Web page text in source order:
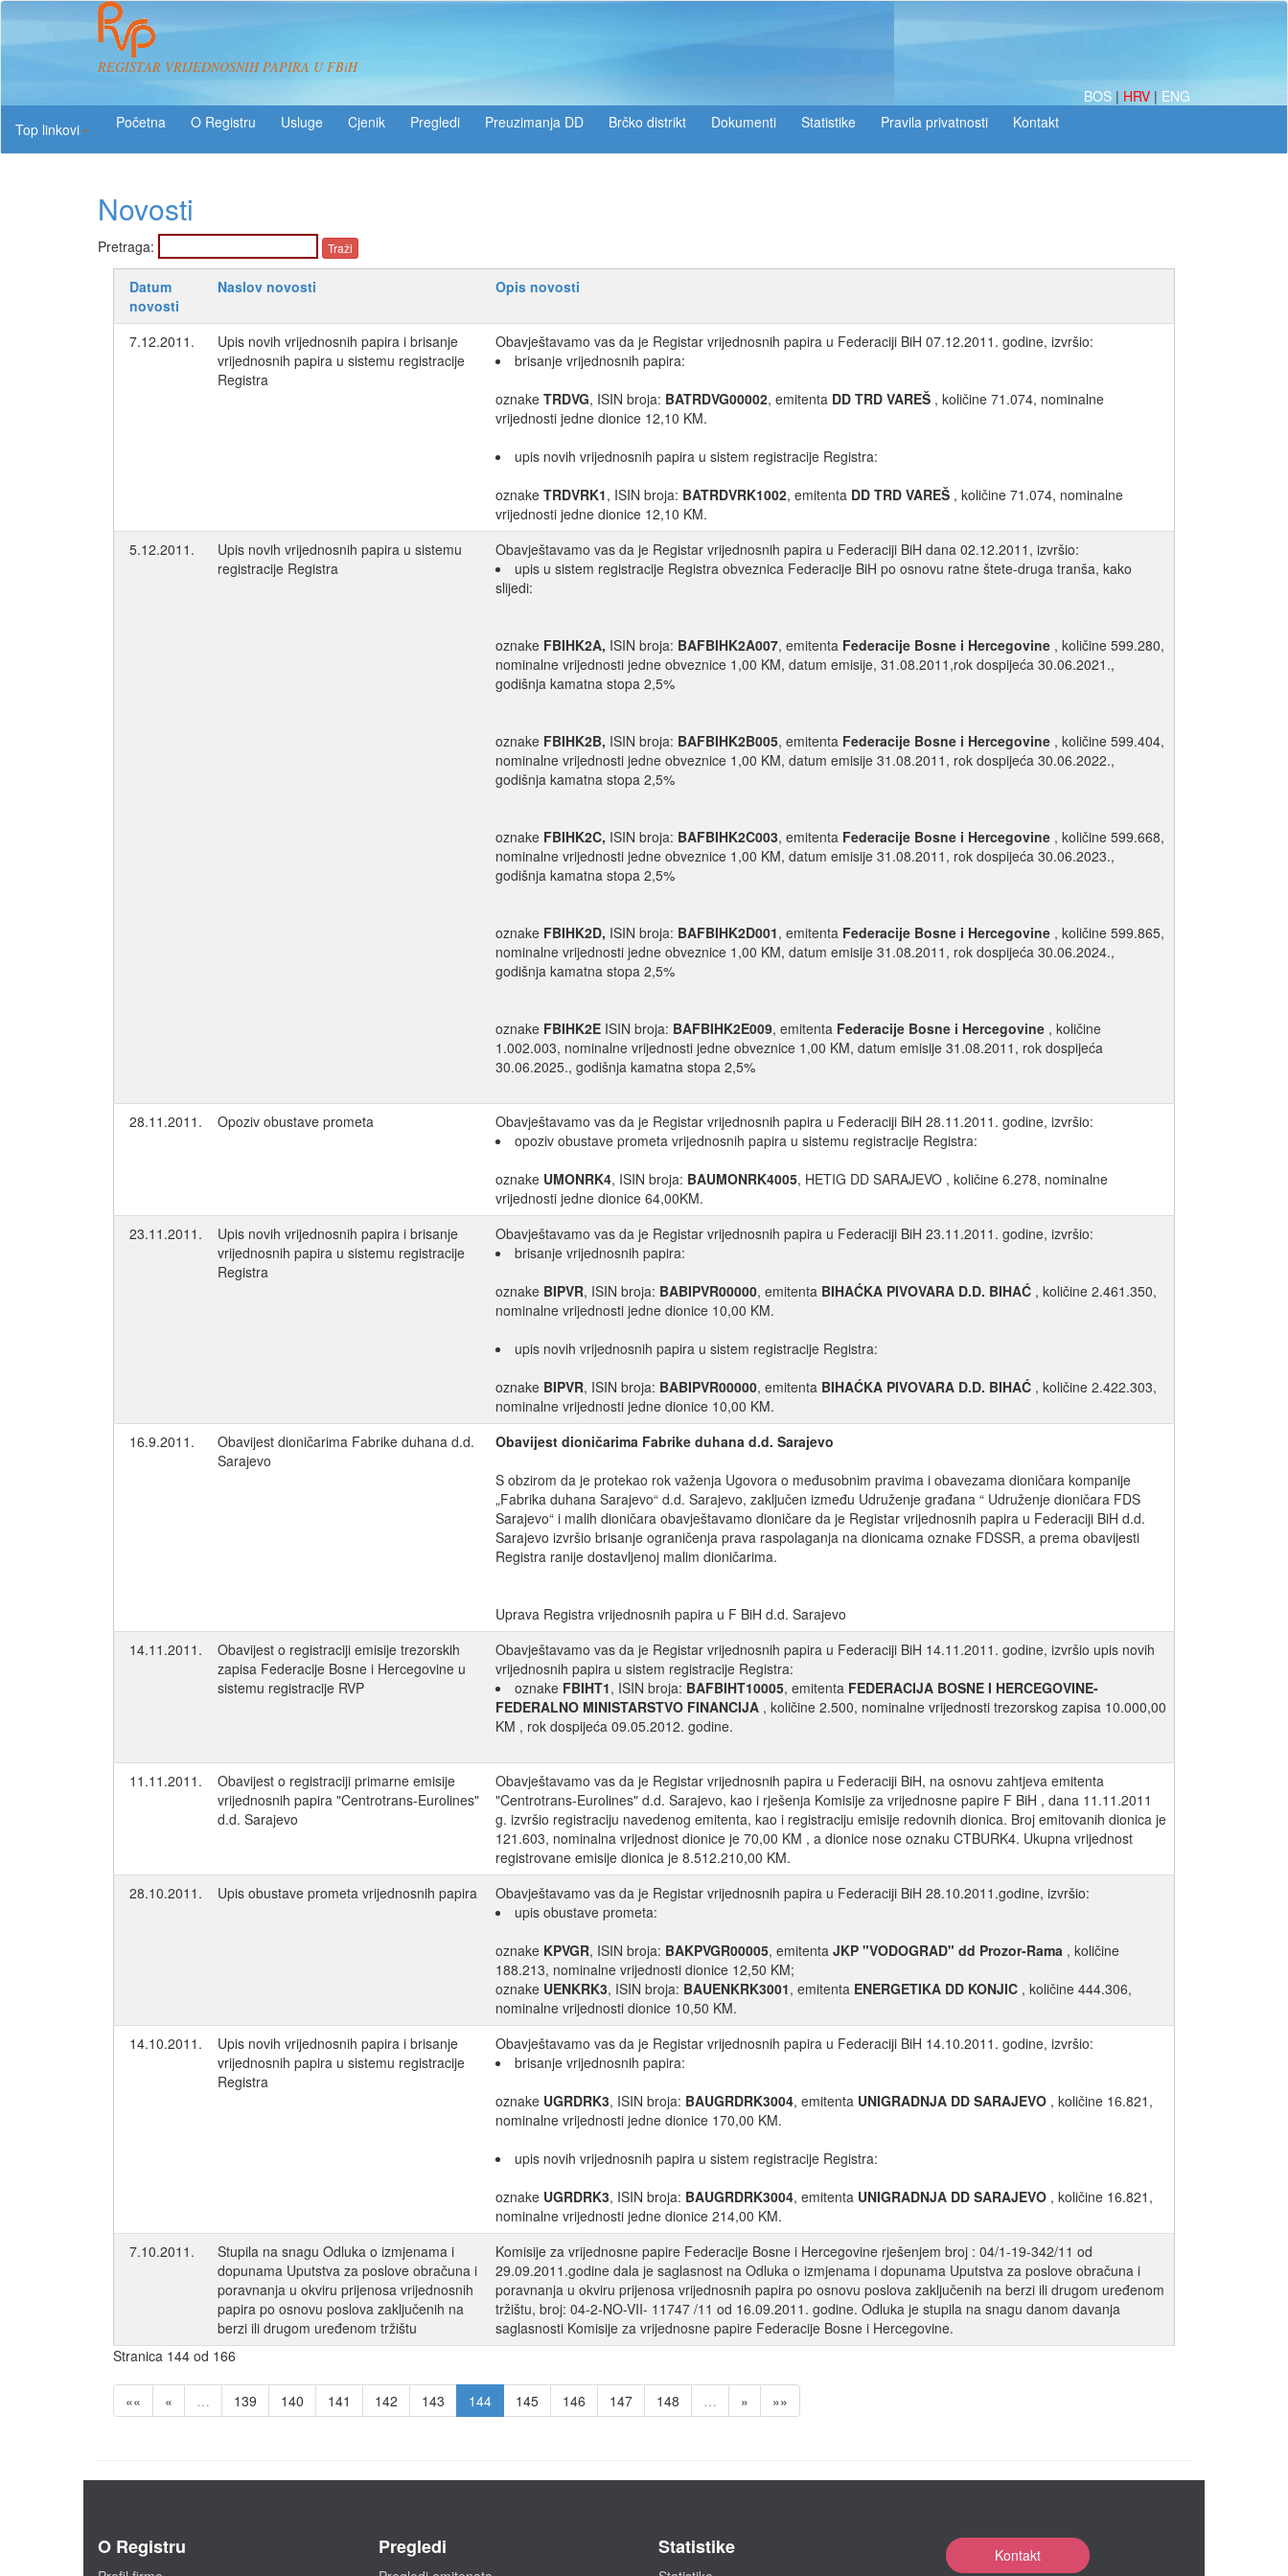
REGISTAR VRIJEDNOSNIH PAPIRA U FBiH
BOS | HRV | ENG
Top linkovi
O Registru Usluge Pregledi Preuzimanja DD Brčko distrikt Dokumenti Statistike
Novosti
Pretraga:
Datum
novosti
Naslov novosti Opis novosti
7.12.2011.
Upis novih vrijednosnih papira i brisanje
vrijednosnih papira u sistemu registracije
Registra
Obavještavamo vas da je Registar vrijednosnih papira u Federaciji BiH 07.12.2011. godine, izvršio:
brisanje vrijednosnih papira:
oznake TRDVG, ISIN broja: BATRDVG00002, emitenta DD TRD VAREŠ , količine 71.074, nominalne
vrijednosti jedne dionice 12,10 KM.
upis novih vrijednosnih papira u sistem registracije Registra:
oznake TRDVRK1, ISIN broja: BATRDVRK1002, emitenta DD TRD VAREŠ , količine 71.074, nominalne
vrijednosti jedne dionice 12,10 KM.
5.12.2011.
Upis novih vrijednosnih papira u sistemu
registracije Registra
Obavještavamo vas da je Registar vrijednosnih papira u Federaciji BiH dana 02.12.2011, izvršio:
upis u sistem registracije Registra obveznica Federacije BiH po osnovu ratne štete-druga tranša, kako
slijedi:
oznake FBIHK2A, ISIN broja: BAFBIHK2A007, emitenta Federacije Bosne i Hercegovine , količine 599.280,
nominalne vrijednosti jedne obveznice 1,00 KM, datum emisije, 31.08.2011,rok dospijeća 30.06.2021.,
godišnja kamatna stopa 2,5%
oznake FBIHK2B, ISIN broja: BAFBIHK2B005, emitenta Federacije Bosne i Hercegovine , količine 599.404,
nominalne vrijednosti jedne obveznice 1,00 KM, datum emisije 31.08.2011, rok dospijeća 30.06.2022.,
godišnja kamatna stopa 2,5%
oznake FBIHK2C, ISIN broja: BAFBIHK2C003, emitenta Federacije Bosne i Hercegovine , količine 599.668,
nominalne vrijednosti jedne obveznice 1,00 KM, datum emisije 31.08.2011, rok dospijeća 30.06.2023.,
godišnja kamatna stopa 2,5%
oznake FBIHK2D, ISIN broja: BAFBIHK2D001, emitenta Federacije Bosne i Hercegovine , količine 599.865,
nominalne vrijednosti jedne obveznice 1,00 KM, datum emisije 31.08.2011, rok dospijeća 30.06.2024.,
godišnja kamatna stopa 2,5%
oznake FBIHK2E ISIN broja: BAFBIHK2E009, emitenta Federacije Bosne i Hercegovine , količine
1.002.003, nominalne vrijednosti jedne obveznice 1,00 KM, datum emisije 31.08.2011, rok dospijeća
30.06.2025., godišnja kamatna stopa 2,5%
28.11.2011. Opoziv obustave prometa
Obavještavamo vas da je Registar vrijednosnih papira u Federaciji BiH 28.11.2011. godine, izvršio:
opoziv obustave prometa vrijednosnih papira u sistemu registracije Registra:
oznake UMONRK4, ISIN broja: BAUMONRK4005, HETIG DD SARAJEVO , količine 6.278, nominalne
vrijednosti jedne dionice 64,00KM.
23.11.2011.
Upis novih vrijednosnih papira i brisanje
vrijednosnih papira u sistemu registracije
Registra
Obavještavamo vas da je Registar vrijednosnih papira u Federaciji BiH 23.11.2011. godine, izvršio:
brisanje vrijednosnih papira:
oznake BIPVR, ISIN broja: BABIPVR00000, emitenta BIHAĆKA PIVOVARA D.D. BIHAĆ , količine 2.461.350,
nominalne vrijednosti jedne dionice 10,00 KM.
upis novih vrijednosnih papira u sistem registracije Registra:
oznake BIPVR, ISIN broja: BABIPVR00000, emitenta BIHAĆKA PIVOVARA D.D. BIHAĆ , količine 2.422.303,
nominalne vrijednosti jedne dionice 10,00 KM.
16.9.2011.
Obavijest dioničarima Fabrike duhana d.d.
Sarajevo
Obavijest dioničarima Fabrike duhana d.d. Sarajevo
S obzirom da je protekao rok važenja Ugovora o međusobnim pravima i obavezama dioničara kompanije
„Fabrika duhana Sarajevo“ d.d. Sarajevo, zaključen između Udruženje građana “ Udruženje dioničara FDS
Sarajevo“ i malih dioničara obavještavamo dioničare da je Registar vrijednosnih papira u Federaciji BiH d.d.
Sarajevo izvršio brisanje ograničenja prava raspolaganja na dionicama oznake FDSSR, a prema obavijesti
Registra ranije dostavljenoj malim dioničarima.
Uprava Registra vrijednosnih papira u F BiH d.d. Sarajevo
14.11.2011.
Obavijest o registraciji emisije trezorskih
zapisa Federacije Bosne i Hercegovine u
sistemu registracije RVP
Obavještavamo vas da je Registar vrijednosnih papira u Federaciji BiH 14.11.2011. godine, izvršio upis novih
vrijednosnih papira u sistem registracije Registra:
oznake FBIHT1, ISIN broja: BAFBIHT10005, emitenta FEDERACIJA BOSNE I HERCEGOVINE-
FEDERALNO MINISTARSTVO FINANCIJA , količine 2.500, nominalne vrijednosti trezorskog zapisa 10.000,00
KM , rok dospijeća 09.05.2012. godine.
11.11.2011.
Obavijest o registraciji primarne emisije
vrijednosnih papira "Centrotrans-Eurolines"
d.d. Sarajevo
Obavještavamo vas da je Registar vrijednosnih papira u Federaciji BiH, na osnovu zahtjeva emitenta
"Centrotrans-Eurolines" d.d. Sarajevo, kao i rješenja Komisije za vrijednosne papire F BiH , dana 11.11.2011
g. izvršio registraciju navedenog emitenta, kao i registraciju emisije redovnih dionica. Broj emitovanih dionica je
121.603, nominalna vrijednost dionice je 70,00 KM , a dionice nose oznaku CTBURK4. Ukupna vrijednost
registrovane emisije dionica je 8.512.210,00 KM.
28.10.2011.
Upis obustave prometa vrijednosnih papira
Obavještavamo vas da je Registar vrijednosnih papira u Federaciji BiH 28.10.2011.godine, izvršio:
upis obustave prometa:
oznake KPVGR, ISIN broja: BAKPVGR00005, emitenta JKP "VODOGRAD" dd Prozor-Rama , količine
188.213, nominalne vrijednosti dionice 12,50 KM;
oznake UENKRK3, ISIN broja: BAUENKRK3001, emitenta ENERGETIKA DD KONJIC , količine 444.306,
nominalne vrijednosti dionice 10,50 KM.
14.10.2011.
Upis novih vrijednosnih papira i brisanje
vrijednosnih papira u sistemu registracije
Registra
Obavještavamo vas da je Registar vrijednosnih papira u Federaciji BiH 14.10.2011. godine, izvršio:
brisanje vrijednosnih papira:
oznake UGRDRK3, ISIN broja: BAUGRDRK3004, emitenta UNIGRADNJA DD SARAJEVO , količine 16.821,
nominalne vrijednosti jedne dionice 170,00 KM.
upis novih vrijednosnih papira u sistem registracije Registra:
oznake UGRDRK3, ISIN broja: BAUGRDRK3004, emitenta UNIGRADNJA DD SARAJEVO , količine 16.821,
nominalne vrijednosti jedne dionice 214,00 KM.
7.10.2011.
Stupila na snagu Odluka o izmjenama i
dopunama Uputstva za poslove obračuna i
poravnanja u okviru prijenosa vrijednosnih
papira po osnovu poslova zaključenih na
berzi ili drugom uređenom tržištu
Komisije za vrijednosne papire Federacije Bosne i Hercegovine rješenjem broj : 04/1-19-342/11 od
29.09.2011.godine dala je saglasnost na Odluka o izmjenama i dopunama Uputstva za poslove obračuna i
poravnanja u okviru prijenosa vrijednosnih papira po osnovu poslova zaključenih na berzi ili drugom uređenom
tržištu, broj: 04-2-NO-VII- 11747 /11 od 16.09.2011. godine. Odluka je stupila na snagu danom davanja
saglasnosti Komisije za vrijednosne papire Federacije Bosne i Hercegovine.
Stranica 144 od 166
«« « … 139 140 141 142 143 144 145 146 147 148 … » »»
O Registru Pregledi Statistike Kontakt